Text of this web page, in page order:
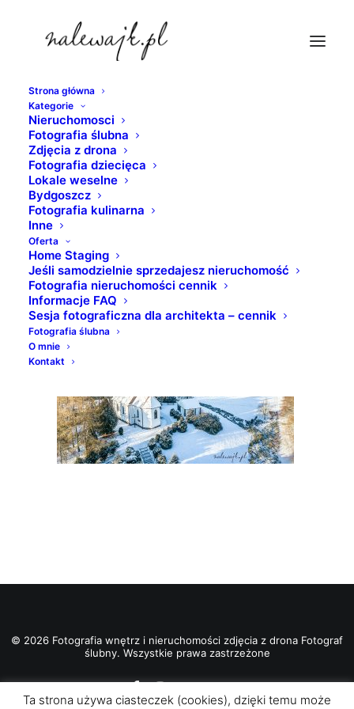
Strona główna
Kategorie
Nieruchomosci
Fotografia ślubna
Zdjęcia z drona
Fotografia dziecięca
Lokale weselne
Bydgoszcz
Fotografia kulinarna
Inne
Oferta
Home Staging
Jeśli samodzielnie sprzedajesz nieruchomość
Fotografia nieruchomości cennik
Informacje FAQ
Sesja fotograficzna dla architekta – cennik
Fotografia ślubna
O mnie
Kontakt
fotografie-z-drona-bydgoszcz
Strona Główna
Sesja fotograficzna z drona | zdjęcia hotelu | fotografie
© 2026 Fotografia wnętrz i nieruchomości zdjęcia z drona Fotograf
ślubny. Wszystkie prawa zastrzeżone
Ta strona używa ciasteczek (cookies), dzięki temu może